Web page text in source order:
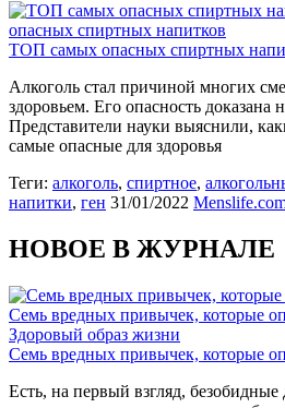
опасных спиртных напитков
ТОП самых опасных спиртных
Алкоголь стал причиной многих
здоровьем. Его опасность
Представители науки выяснили,
самые опасные для здоровья
Теги: алкоголь, спиртное,
напитки, ген 31/01/2022
НОВОЕ В ЖУРНАЛЕ
Семь вредных привычек, которые
Здоровый образ жизни
Семь вредных привычек, которые
Есть, на первый взгляд,